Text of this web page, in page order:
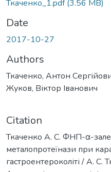
Ткаченко_1.pdf(3.56 MB)
Date
2017-10-27
Authors
Ткаченко, Антон
Жуков, Віктор Іванович
Citation
Ткаченко А. С. ФНП-α-
металопротеїнази при
гастроентероколіті / А. С.